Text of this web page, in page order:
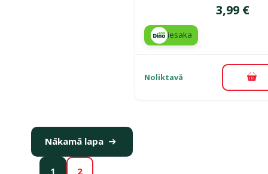
Cena
3,99 €
iesaka
Noliktavā
1 2
Nākamā lapa